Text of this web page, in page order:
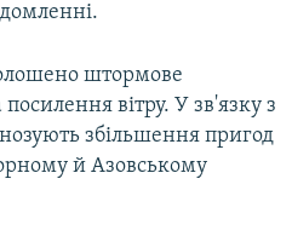
штормове
вітру. У зв'язку з
збільшення пригод
й Азовському